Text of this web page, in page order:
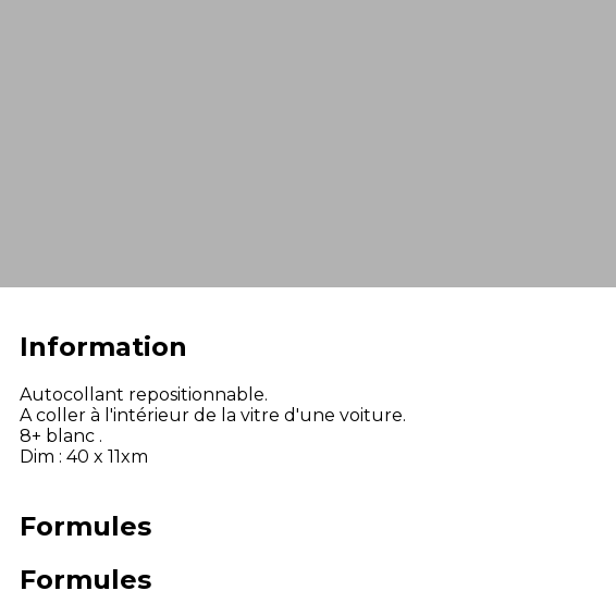
Information
Autocollant repositionnable.
A coller à l'intérieur de la vitre d'une voiture.
8+ blanc .
Dim : 40 x 11xm
Formules
Formules